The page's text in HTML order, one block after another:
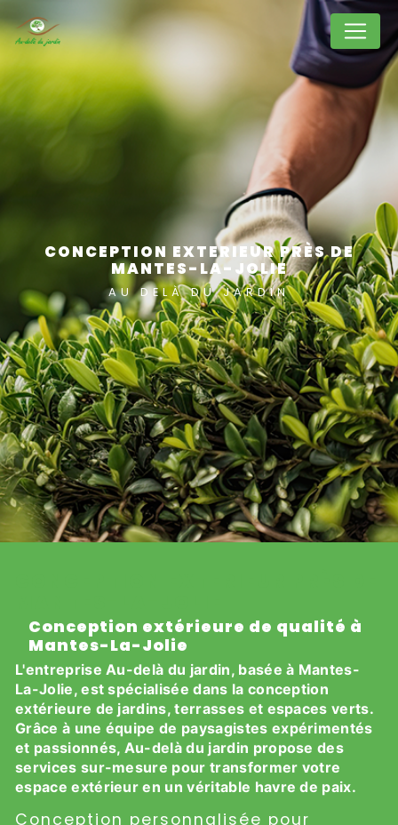
CONCEPTION EXTERIEUR PRÈS DE
MANTES-LA-JOLIE
AU DELÀ DU JARDIN
Conception extérieure de qualité à
Mantes-La-Jolie
L'entreprise Au-delà du jardin, basée à Mantes-
La-Jolie, est spécialisée dans la conception
extérieure de jardins, terrasses et espaces verts.
Grâce à une équipe de paysagistes expérimentés
et passionnés, Au-delà du jardin propose des
services sur-mesure pour transformer votre
espace extérieur en un véritable havre de paix.
Conception personnalisée pour
Panneau de gestion des cookies